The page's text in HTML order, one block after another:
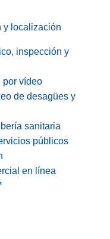
y localización
inspección y
por vídeo
de desagües y
sanitaria
públicos
en línea